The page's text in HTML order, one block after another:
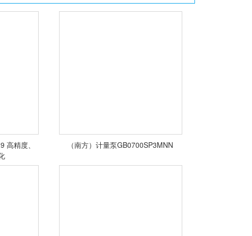
高精度、
（南方）计量泵GB0700SP3MNN